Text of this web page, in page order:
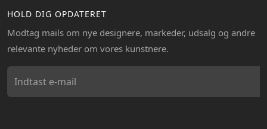
HOLD DIG OPDATERET
Modtag mails om nye designere, markeder, udsalg og andre
relevante nyheder om vores kunstnere.